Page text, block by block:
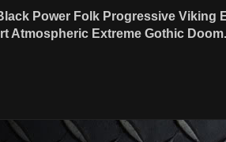
Power Folk Progressive Viking
Atmospheric Extreme Gothic